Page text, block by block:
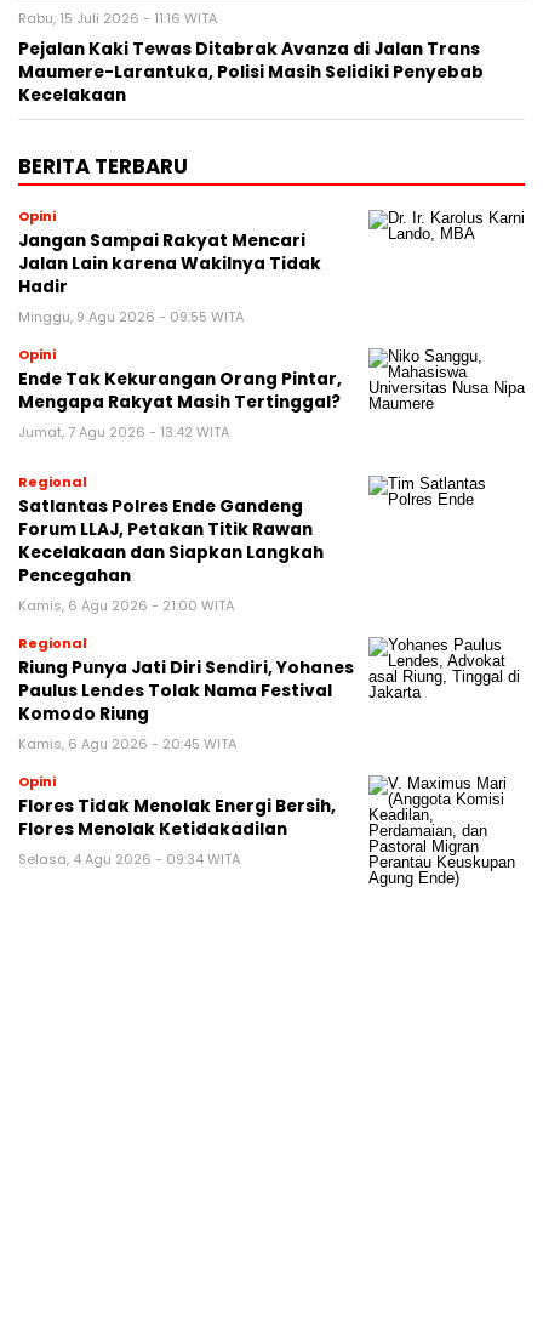
Rabu, 15 Juli 2026 - 11:16 WITA
Pejalan Kaki Tewas Ditabrak Avanza di Jalan Trans
Maumere-Larantuka, Polisi Masih Selidiki Penyebab
Kecelakaan
BERITA TERBARU
Opini
Jangan Sampai Rakyat Mencari
Jalan Lain karena Wakilnya Tidak
Hadir
Minggu, 9 Agu 2026 - 09:55 WITA
Opini
Ende Tak Kekurangan Orang Pintar,
Mengapa Rakyat Masih Tertinggal?
Jumat, 7 Agu 2026 - 13:42 WITA
Regional
Satlantas Polres Ende Gandeng
Forum LLAJ, Petakan Titik Rawan
Kecelakaan dan Siapkan Langkah
Pencegahan
Kamis, 6 Agu 2026 - 21:00 WITA
Regional
Riung Punya Jati Diri Sendiri, Yohanes
Paulus Lendes Tolak Nama Festival
Komodo Riung
Kamis, 6 Agu 2026 - 20:45 WITA
Opini
Flores Tidak Menolak Energi Bersih,
Flores Menolak Ketidakadilan
Selasa, 4 Agu 2026 - 09:34 WITA